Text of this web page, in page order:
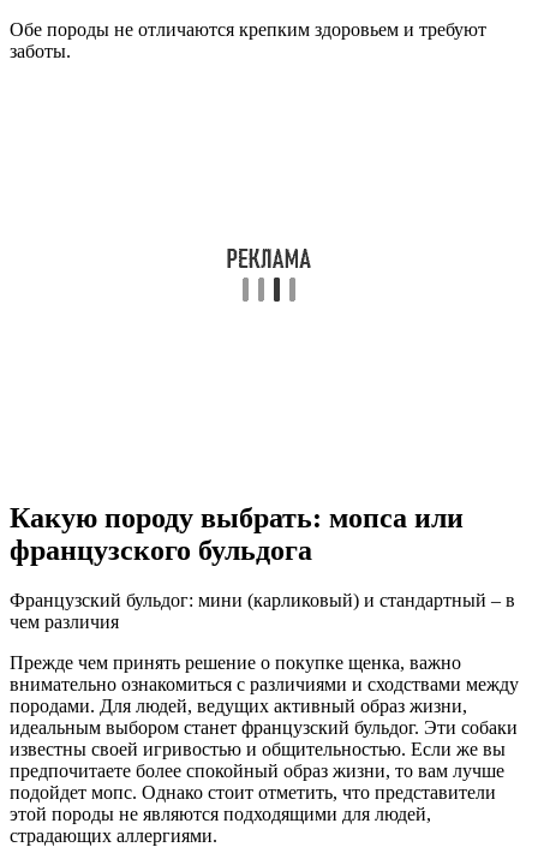
Обе породы не отличаются крепким здоровьем и требуют
заботы.
Какую породу выбрать: мопса или
французского бульдога
Французский бульдог: мини (карликовый) и стандартный – в
чем различия
Прежде чем принять решение о покупке щенка, важно
внимательно ознакомиться с различиями и сходствами между
породами. Для людей, ведущих активный образ жизни,
идеальным выбором станет французский бульдог. Эти собаки
известны своей игривостью и общительностью. Если же вы
предпочитаете более спокойный образ жизни, то вам лучше
подойдет мопс. Однако стоит отметить, что представители
этой породы не являются подходящими для людей,
страдающих аллергиями.